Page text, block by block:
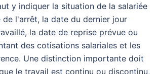
y indiquer la situation de la salariée
l'arrêt, la date du dernier jour
la date de reprise prévue ou
des cotisations salariales et les
Une distinction importante doit
le travail est continu ou discontinu,